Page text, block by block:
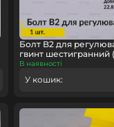
Болт B2 для
гвинт шестигранний
В наявності
У кошик: